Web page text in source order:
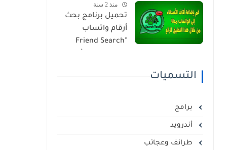
Download Manager
منذ 2 سنة
تحميل برنامج بحث
أرقام واتساب
"Friend Search
التسميات
برامج
أندرويد
طرائف وعجائب